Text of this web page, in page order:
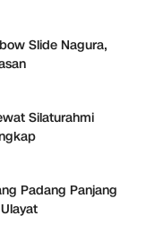
Slide Nagura,
Silaturahmi
Padang Panjang